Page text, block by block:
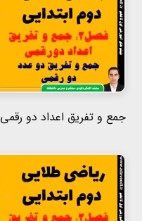
جمع و تفریق اعداد دو رقمی